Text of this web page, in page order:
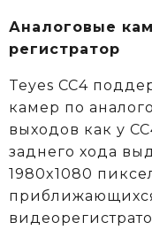
Аналоговые
регистратор
Teyes CC4
камер по
выходов как у
заднего хода
1980x1080